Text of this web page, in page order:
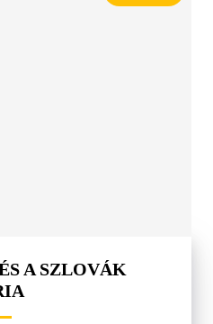
A SZLOVÁK